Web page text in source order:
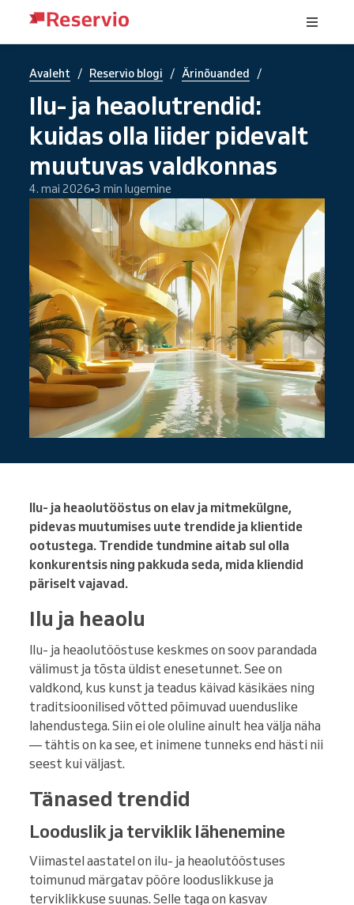
Avaleht / Reservio blogi / Ärinõuanded /
Ilu- ja heaolutrendid:
kuidas olla liider pidevalt
muutuvas valdkonnas
4. mai 2026 3 min lugemine
Ilu- ja heaolutööstus on elav ja mitmekülgne,
pidevas muutumises uute trendide ja klientide
ootustega. Trendide tundmine aitab sul olla
konkurentsis ning pakkuda seda, mida kliendid
päriselt vajavad.
Ilu ja heaolu
Ilu- ja heaolutööstuse keskmes on soov parandada
välimust ja tõsta üldist enesetunnet. See on
valdkond, kus kunst ja teadus käivad käsikäes ning
traditsioonilised võtted põimuvad uuenduslike
lahendustega. Siin ei ole oluline ainult hea välja näha
— tähtis on ka see, et inimene tunneks end hästi nii
seest kui väljast.
Tänased trendid
Looduslik ja terviklik lähenemine
Viimastel aastatel on ilu- ja heaolutööstuses
toimunud märgatav pööre looduslikkuse ja
terviklikkuse suunas. Selle taga on kasvav